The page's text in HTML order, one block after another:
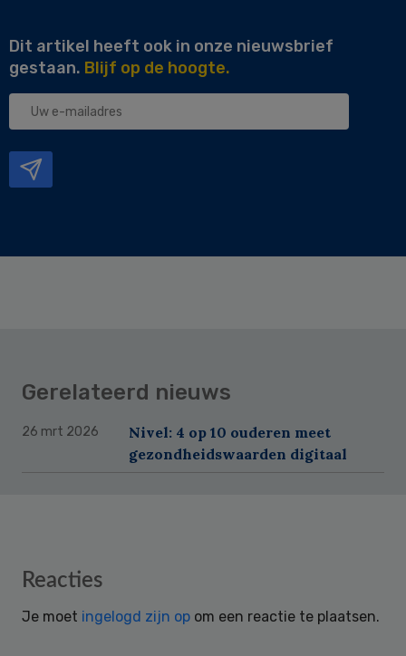
Dit artikel heeft ook in onze nieuwsbrief
gestaan. Blijf op de hoogte.
Uw
Gerelateerd nieuws
26 mrt 2026
Nivel: 4 op 10 ouderen meet
gezondheidswaarden digitaal
Reader
Reacties
Je moet ingelogd zijn op om een reactie te plaatsen.